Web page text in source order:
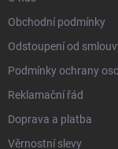
Obchodní podmínky
Odstoupení od
Podmínky ochrany
Reklamační řád
Doprava a platba
Věrnostní slevy